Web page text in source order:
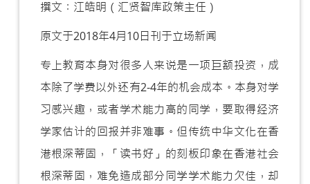
撰文︰江皓明（汇贤智库政策主任）
原文于2018年4月10日刊于立场新闻
专上教育本身对很多人来说是一项巨额投资，成
本除了学费以外还有2-4年的机会成本。本身对学
习感兴趣，或者学术能力高的同学，要取得经济
学家估计的回报并非难事。但传统中华文化在香
港根深蒂固，「读书好」的刻板印象在香港社会
根深蒂固，难免造成部分同学学术能力欠佳，却